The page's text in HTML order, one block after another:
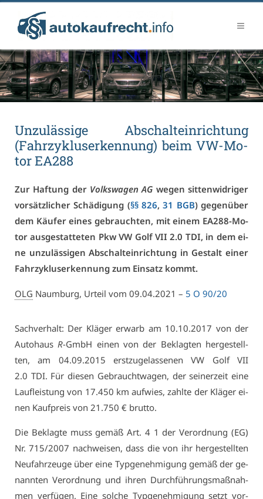
Un­zu­läs­si­ge Ab­schalt­ein­rich­tung
(Fahr­zy­kluser­ken­nung) beim VW-Mo­
tor EA288
Zur Haf­tung der Volks­wa­gen AG we­gen sit­ten­wid­ri­ger
vor­sätz­li­cher Schä­di­gung (§§ 826,31 BGB) ge­gen­über
dem Käu­fer ei­nes ge­brauch­ten, mit ei­nem EA288-Mo­
tor aus­ge­stat­te­ten Pkw VW Golf VII 2.0 TDI, in dem ei­
ne un­zu­läs­si­gen Ab­schalt­ein­rich­tung in Ge­stalt ei­ner
Fahr­zy­kluser­ken­nung zum Ein­satz kommt.
OLG Naum­burg, Ur­teil vom 09.04.2021 – 5 O 90/20
Sach­ver­halt: Der Klä­ger er­warb am 10.10.2017 von der
Au­to­hausR-GmbH ei­nen von der Be­klag­ten her­ge­stell­
ten, am 04.09.2015 erst­zu­ge­las­se­nen VW Golf VII
2.0 TDI. Für die­sen Ge­braucht­wa­gen, der sei­ner­zeit ei­ne
Lauf­leis­tung von 17.450 km auf­wies, zahl­te der Klä­ger ei­
nen Kauf­preis von 21.750 € brut­to.
Die Be­klag­te muss ge­mäß Art. 4 1 der Ver­ord­nung (EG)
Nr. 715/2007 nach­wei­sen, dass die von ihr her­ge­stell­ten
Neu­fahr­zeu­ge über ei­ne Typ­ge­neh­mi­gung ge­mäß der ge­
nann­ten Ver­ord­nung und ih­ren Durch­füh­rungs­maß­nah­
men ver­fü­gen. Ei­ne sol­che Typ­ge­neh­mi­gung setzt vor­